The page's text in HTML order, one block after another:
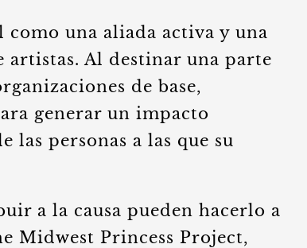
una aliada activa y una
Al destinar una parte
de base,
generar un impacto
las personas a las que su
a la causa pueden hacerlo a
Midwest Princess Project,